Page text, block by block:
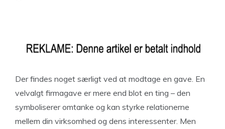
Der findes noget særligt ved at modtage en gave. En
velvalgt firmagave er mere end blot en ting – den
symboliserer omtanke og kan styrke relationerne
mellem din virksomhed og dens interessenter. Men